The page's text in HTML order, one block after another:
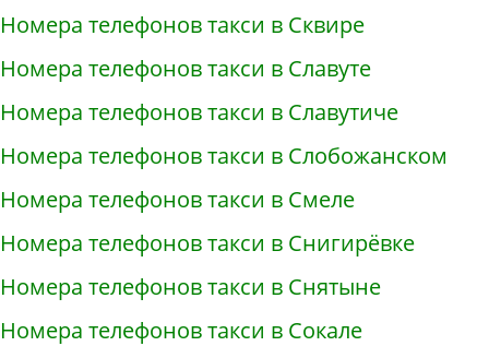
Номера телефонов такси в Сквире
Номера телефонов такси в Славуте
Номера телефонов такси в Славутиче
Номера телефонов такси в Слобожанском
Номера телефонов такси в Смеле
Номера телефонов такси в Снигирёвке
Номера телефонов такси в Снятыне
Номера телефонов такси в Сокале